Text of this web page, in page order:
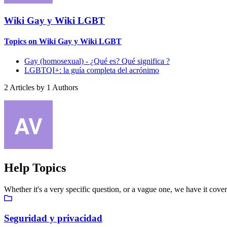
Wiki Gay y Wiki LGBT
Topics on Wiki Gay y Wiki LGBT
Gay (homosexual) - ¿Qué es? Qué significa ?
LGBTQI+: la guía completa del acrónimo
2 Articles by 1 Authors
Help Topics
Whether it's a very specific question, or a vague one, we have it
Seguridad y privacidad